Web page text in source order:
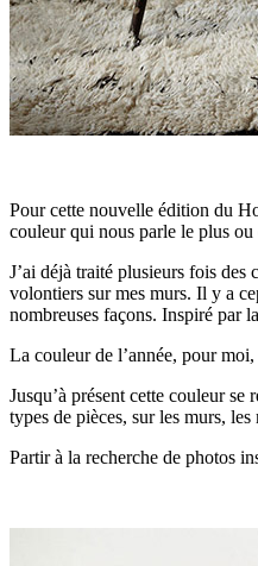
Pour cette nouvelle édition du
couleur qui nous parle le plus
J’ai déjà traité plusieurs fois des
volontiers sur mes murs. Il y a
nombreuses façons. Inspiré par
La couleur de l’année, pour
Jusqu’à présent cette couleur
types de pièces, sur les murs, les
Partir à la recherche de photos